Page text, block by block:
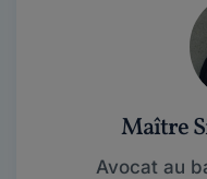
Maître
Avocat au